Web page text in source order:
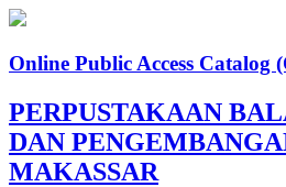
Online Public Access Catalog
PERPUSTAKAAN
DAN
MAKASSAR